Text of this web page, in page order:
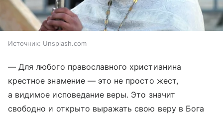
Источник: Unsplash.com
— Для любого православного христианина
крестное знамение — это не просто жест,
а видимое исповедание веры. Это значит
свободно и открыто выражать свою веру в Бога